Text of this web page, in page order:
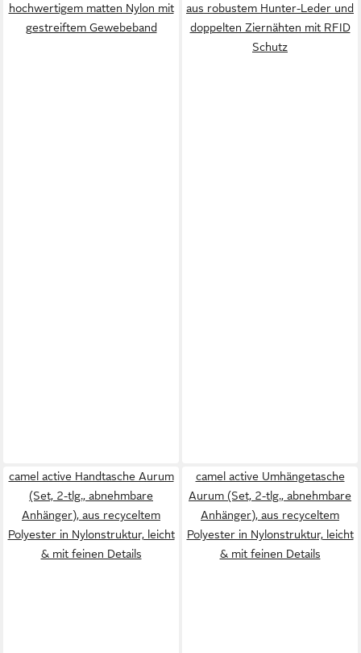
hochwertigem matten Nylon mit
gestreiftem Gewebeband
aus robustem Hunter-Leder und
doppelten Ziernähten mit RFID
Schutz
camel active Handtasche Aurum
(Set, 2-tlg., abnehmbare
Anhänger), aus recyceltem
Polyester in Nylonstruktur, leicht
& mit feinen Details
camel active Umhängetasche
Aurum (Set, 2-tlg., abnehmbare
Anhänger), aus recyceltem
Polyester in Nylonstruktur, leicht
& mit feinen Details